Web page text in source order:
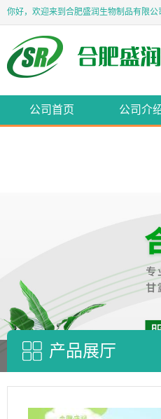
你好，欢迎来到合肥盛润生物制品有限公
公司首页 公司介
产品展厅